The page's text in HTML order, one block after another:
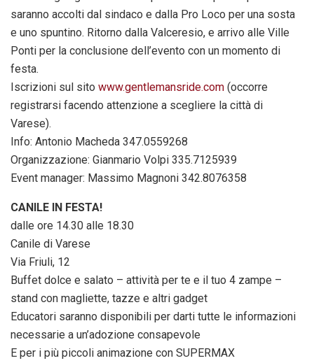
saranno accolti dal sindaco e dalla Pro Loco per una sosta
e uno spuntino. Ritorno dalla Valceresio, e arrivo alle Ville
Ponti per la conclusione dell’evento con un momento di
festa.
Iscrizioni sul sito www.gentlemansride.com (occorre
registrarsi facendo attenzione a scegliere la città di
Varese).
Info: Antonio Macheda 347.0559268
Organizzazione: Gianmario Volpi 335.7125939
Event manager: Massimo Magnoni 342.8076358
CANILE IN FESTA!
dalle ore 14.30 alle 18.30
Canile di Varese
Via Friuli, 12
Buffet dolce e salato – attività per te e il tuo 4 zampe –
stand con magliette, tazze e altri gadget
Educatori saranno disponibili per darti tutte le informazioni
necessarie a un’adozione consapevole
E per i più piccoli animazione con SUPERMAX